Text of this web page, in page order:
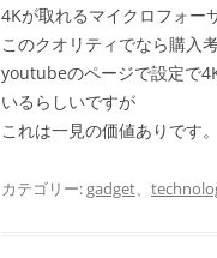
4Kが取れるマイクロフォー
このクオリティでなら購入考
youtubeのページで設定で
いるらしいですが
これは一見の価値ありです。
カテゴリー:gadget、